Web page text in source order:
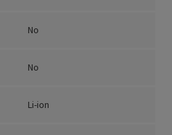
No
No
Li-ion